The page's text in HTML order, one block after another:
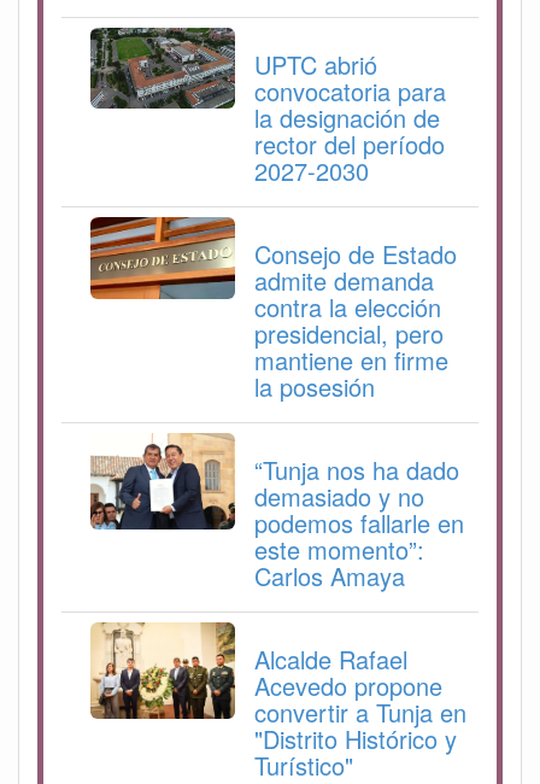
UPTC abrió
convocatoria para
la designación de
rector del período
2027-2030
Consejo de Estado
admite demanda
contra la elección
presidencial, pero
mantiene en firme
la posesión
“Tunja nos ha dado
demasiado y no
podemos fallarle en
este momento”:
Carlos Amaya
Alcalde Rafael
Acevedo propone
convertir a Tunja en
"Distrito Histórico y
Turístico"